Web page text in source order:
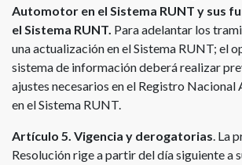
Automotor en el Sistema RUNT y sus
el Sistema RUNT. Para adelantar los
una actualización en el Sistema RUNT; el
sistema de información deberá realizar
ajustes necesarios en el Registro
en el Sistema RUNT.
Artículo 5. Vigencia y derogatorias. La
Resolución rige a partir del día siguiente a